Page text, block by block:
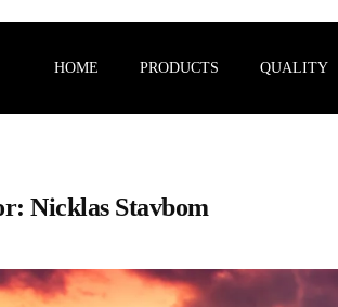
HOME PRODUCTS QUALITY
Nicklas Stavbom